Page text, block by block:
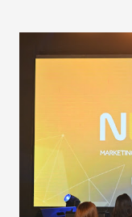
população suspeita
públicos e
epidemia comum,
aumento de casos
de uma epidemia
contaminação
secretário.
contaminação alta,